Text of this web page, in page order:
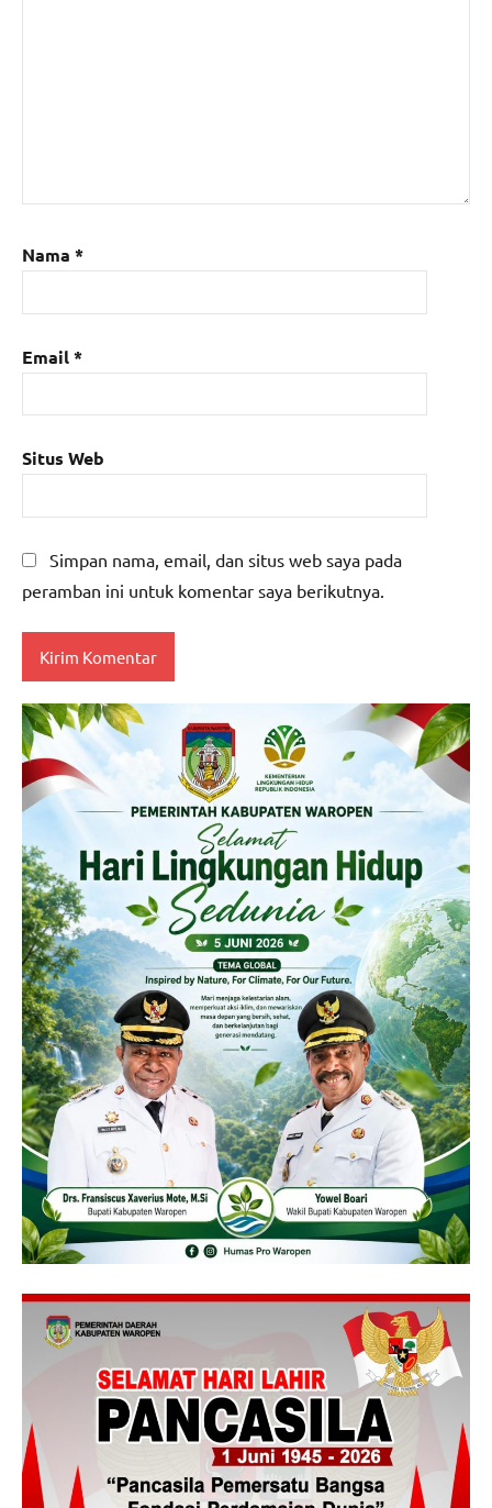
Nama *
Email*
Situs Web
Simpan nama, email, dan situs web saya pada
peramban ini untuk komentar saya berikutnya.